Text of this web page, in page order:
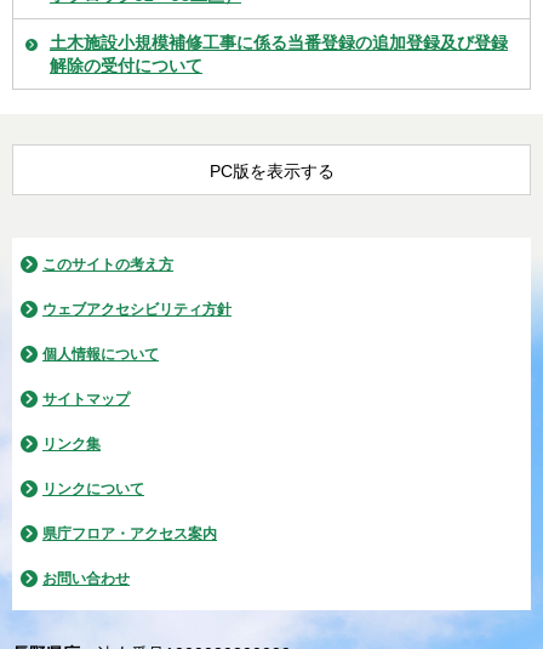
土木施設小規模補修工事に係る当番登録の追加登録及び登録
解除の受付について
PC版を表示する
このサイトの考え方
ウェブアクセシビリティ方針
個人情報について
サイトマップ
リンク集
リンクについて
県庁フロア・アクセス案内
お問い合わせ